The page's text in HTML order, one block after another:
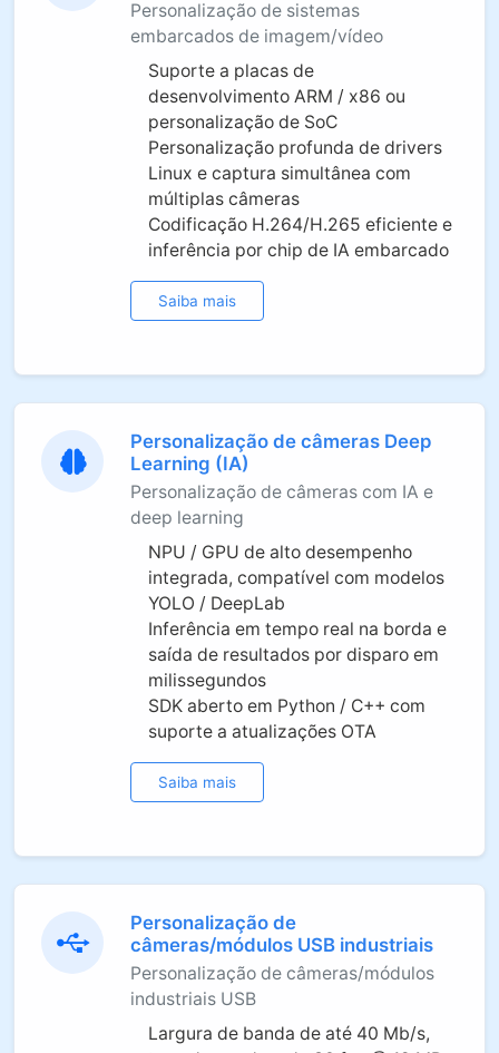
Personalização de sistemas
embarcados de imagem/vídeo
Suporte a placas de
desenvolvimento ARM / x86 ou
personalização de SoC
Personalização profunda de drivers
Linux e captura simultânea com
múltiplas câmeras
Codificação H.264/H.265 eficiente e
inferência por chip de IA embarcado
Saiba mais
Personalização de câmeras Deep
Learning (IA)
Personalização de câmeras com IA e
deep learning
NPU / GPU de alto desempenho
integrada, compatível com modelos
YOLO / DeepLab
Inferência em tempo real na borda e
saída de resultados por disparo em
milissegundos
SDK aberto em Python / C++ com
suporte a atualizações OTA
Saiba mais
Personalização de
câmeras/módulos USB industriais
Personalização de câmeras/módulos
industriais USB
Largura de banda de até 40 Mb/s,